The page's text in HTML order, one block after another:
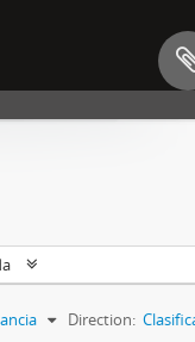
Direction: